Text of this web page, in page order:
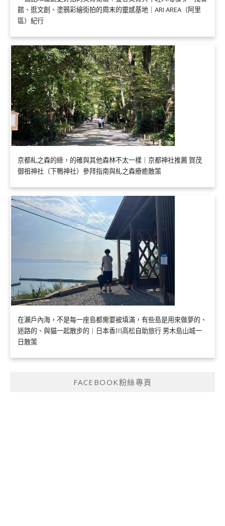
館、逛文創、塗鴉彩繪街拍的周末的靈感基地｜ARI AREA（阿里
區）紀行
京都糺之森的綠，的確與其他森林不太一樣｜京都神社推薦 賀茂
御祖神社（下鴨神社）參拜指南與糺之森療癒散策
在瀨戶內海，不是每一座島都需要被填滿，有些島是用來做夢的、
迷路的、與貓一起散步的｜日本香川高松自助旅行 男木島山城一
日散策
FACEBOOK粉絲專頁